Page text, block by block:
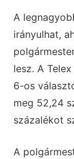
A
irányulhat,
lesz. A
6-os
meg 52,24
százalékot
A